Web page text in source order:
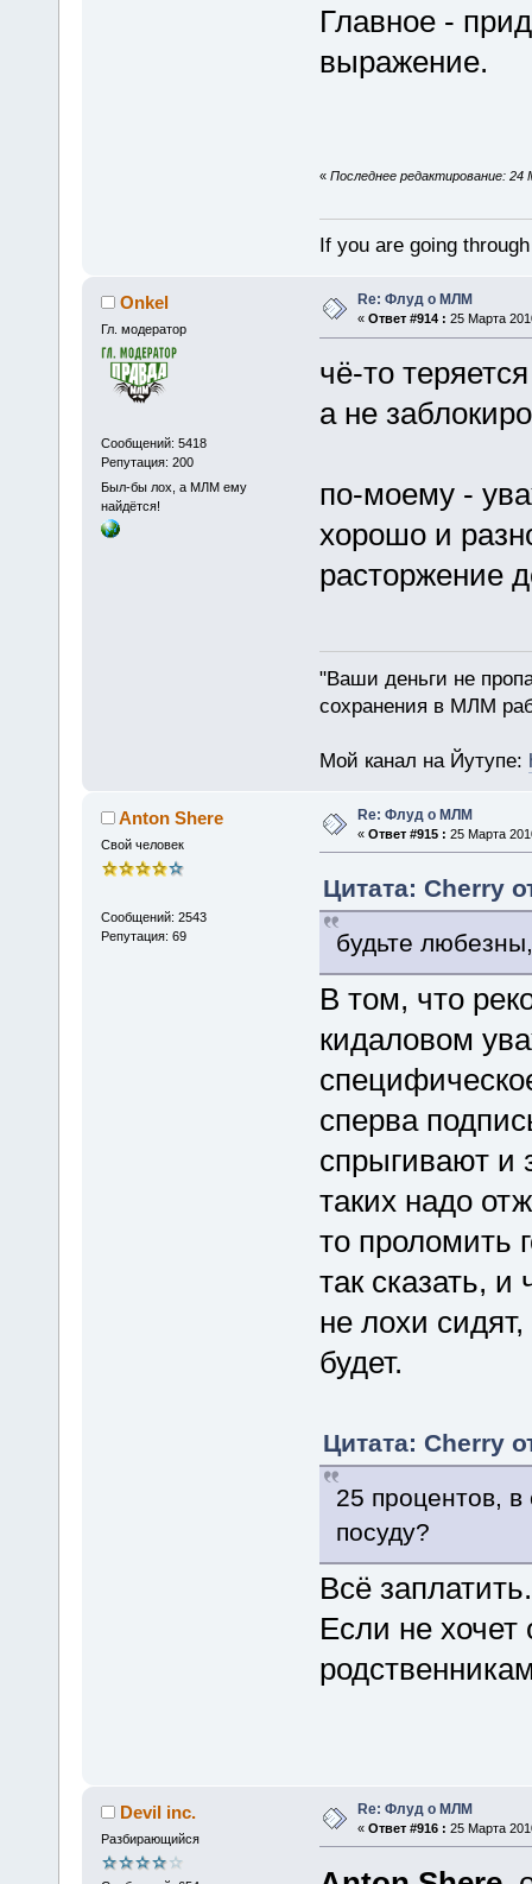
Главное -
выражение.
« Последнее редактирование:
If you are going
Onkel
Гл. модератор
Сообщений: 5418
Репутация: 200
Был-бы лох, а МЛМ ему
найдётся!
Re: Флуд о МЛМ
« Ответ #914 : 25 Марта
чё-то
а не
по-моему -
хорошо и
расторжение
"Ваши деньги не
сохранения в МЛМ
Мой канал на Йутупе:
Anton Shere
Свой человек
Сообщений: 2543
Репутация: 69
Re: Флуд о МЛМ
« Ответ #915 : 25 Марта
Цитата: Cherry
будьте
В том, что
кидаловом
сперва
спрыгивают и
таких надо
то проломить
так сказать,
не лохи
будет.
Цитата: Cherry
25 процентов,
посуду?
Всё
Если не хочет
Devil inc.
Разбирающийся
Re: Флуд о МЛМ
« Ответ #916 : 25 Марта